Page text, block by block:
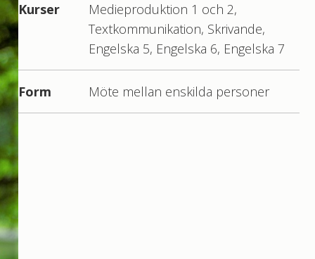
Kurser
Medieproduktion 1 och 2,
Textkommunikation, Skrivande,
Engelska 5, Engelska 6, Engelska 7
Form Möte mellan enskilda personer